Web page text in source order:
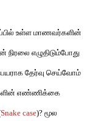
உள்ள மாணவர்களின்
எழுதிடும்போது
தேர்வு செய்வோம்
எண்ணிக்கை
Snake case)? மூல